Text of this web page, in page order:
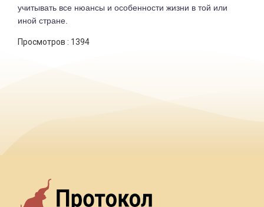
учитывать все нюансы и особенности жизни в той или
иной стране.
Просмотров : 1394